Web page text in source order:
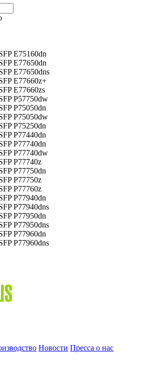
E75160dn
E77650dn
E77650dns
E77660z+
E77660zs
P57750dw
P75050dn
P75050dw
P75250dn
P77440dn
P77740dn
P77740dw
P77740z
P77750dn
P77750z
P77760z
P77940dn
P77940dns
P77950dn
P77950dns
P77960dn
P77960dns
Новости Пресса о нас